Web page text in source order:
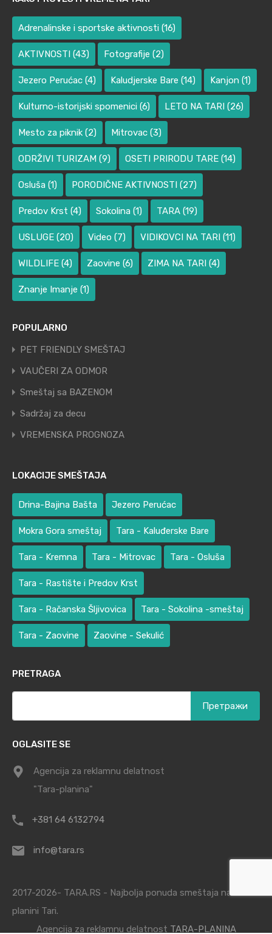
Adrenalinske i sportske aktivnosti (16)
AKTIVNOSTI (43) Fotografije (2)
Jezero Perućac (4) Kaludjerske Bare (14) Kanjon (1)
Kulturno-istorijski spomenici (6) LETO NA TARI (26)
Mesto za piknik (2) Mitrovac (3)
ODRŽIVI TURIZAM (9) OSETI PRIRODU TARE (14)
Osluša (1) PORODIČNE AKTIVNOSTI (27)
Predov Krst (4) Sokolina (1) TARA (19)
USLUGE (20) Video (7) VIDIKOVCI NA TARI (11)
WILDLIFE (4) Zaovine (6) ZIMA NA TARI (4)
Znanje Imanje (1)
POPULARNO
PET FRIENDLY SMEŠTAJ
VAUČERI ZA ODMOR
Smeštaj sa BAZENOM
Sadržaj za decu
VREMENSKA PROGNOZA
LOKACIJE SMEŠTAJA
Drina-Bajina Bašta Jezero Perućac
Mokra Gora smeštaj Tara - Kaluđerske Bare
Tara - Kremna Tara - Mitrovac Tara - Osluša
Tara - Rastište i Predov Krst
Tara - Račanska Šljivovica Tara - Sokolina -smeštaj
Tara - Zaovine Zaovine - Sekulić
PRETRAGA
OGLASITE SE
Agencija za reklamnu delatnost
"Tara-planina"
+381 64 6132794
info@tara.rs
2017-2026- TARA.RS - Najbolja ponuda smeštaja na
planini Tari.
Agencija za reklamnu delatnost TARA-PLANINA